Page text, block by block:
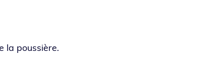
la poussière.